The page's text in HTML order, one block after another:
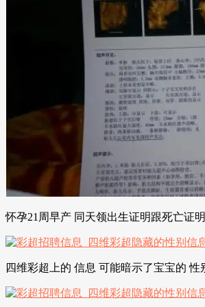
怀孕21周早产 同天领出生证明跟死亡证
四维彩超上的 信息 可能暗示了宝宝的 性